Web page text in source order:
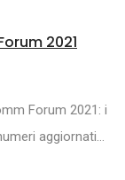
2021
Forum 2021: i
aggiornati…